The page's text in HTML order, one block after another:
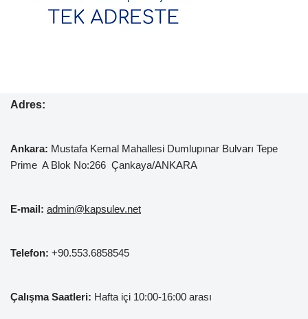
Adres:
Ankara: Mustafa Kemal Mahallesi Dumlupınar Bulvarı Tepe
Prime A Blok No:266 Çankaya/ANKARA
E-mail: admin@kapsulev.net
Telefon: +90.553.6858545
Çalışma Saatleri: Hafta içi 10:00-16:00 arası